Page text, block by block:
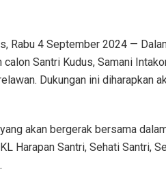
Rabu 4 September 2024 —
Santri Kudus, Samani
Dukungan ini diharapkan
akan bergerak bersama
Harapan Santri, Sehati Santri,